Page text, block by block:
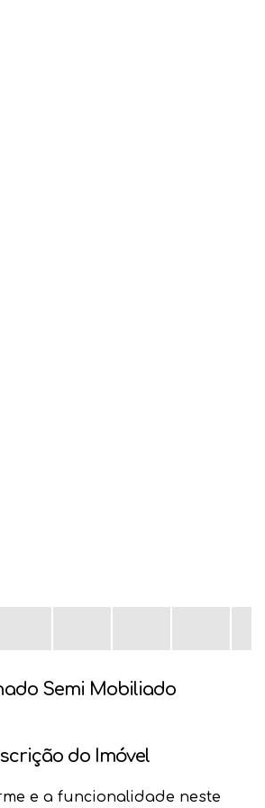
Semi Mobiliado
do Imóvel
e a funcionalidade neste